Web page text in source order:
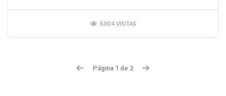
5304 VISITAS
Página 1 de 2